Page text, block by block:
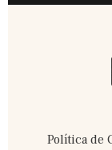
Política de